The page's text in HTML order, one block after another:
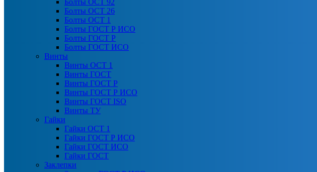
Болты ОСТ 92
Болты ОСТ 26
Болты ОСТ 1
Болты ГОСТ Р ИСО
Болты ГОСТ Р
Болты ГОСТ ИСО
Винты
Винты ОСТ 1
Винты ГОСТ
Винты ГОСТ Р
Винты ГОСТ Р ИСО
Винты ГОСТ ISO
Винты ТУ
Гайки
Гайки ОСТ 1
Гайки ГОСТ Р ИСО
Гайки ГОСТ ИСО
Гайки ГОСТ
Заклепки